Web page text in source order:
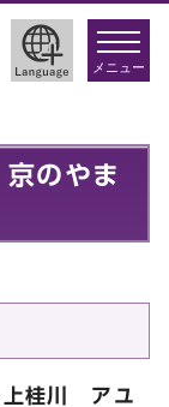
toggle
メニュー
のやま
上桂川 アユ